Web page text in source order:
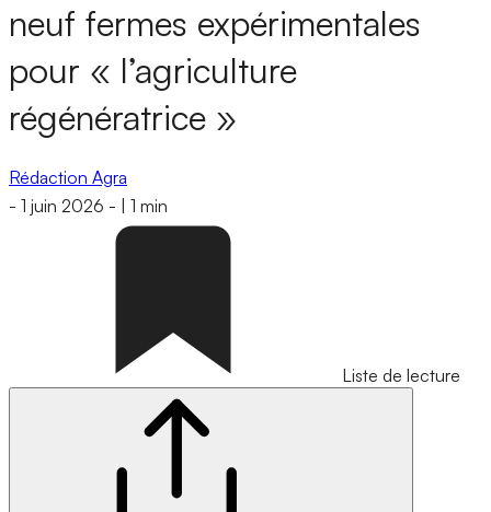
neuf fermes expérimentales
pour « l’agriculture
régénératrice »
Rédaction Agra
- 1 juin 2026 - 1 min
Liste de lecture